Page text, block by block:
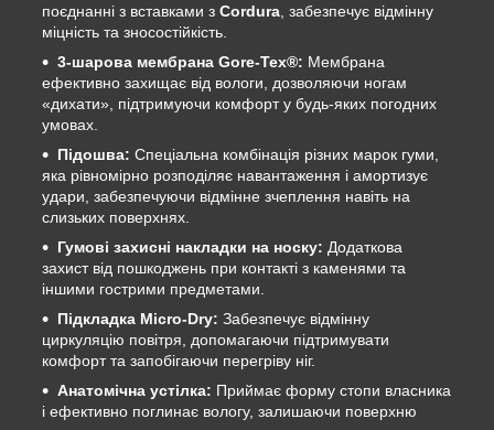
поєднанні з вставками з Cordura , забезпечує відмінну
міцність та зносостійкість.
3-шарова мембрана Gore-Tex®: Мембрана
ефективно захищає від вологи, дозволяючи ногам
«дихати», підтримуючи комфорт у будь-яких погодних
умовах.
Підошва: Спеціальна комбінація різних марок гуми,
яка рівномірно розподіляє навантаження і амортизує
удари, забезпечуючи відмінне зчеплення навіть на
слизьких поверхнях.
Гумові захисні накладки на носку: Додаткова
захист від пошкоджень при контакті з каменями та
іншими гострими предметами.
Підкладка Micro-Dry: Забезпечує відмінну
циркуляцію повітря, допомагаючи підтримувати
комфорт та запобігаючи перегріву ніг.
Анатомічна устілка: Приймає форму стопи власника
і ефективно поглинає вологу, залишаючи поверхню